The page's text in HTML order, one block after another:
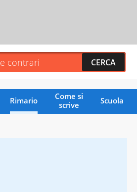
Rimario
Come si
scrive
Scuola